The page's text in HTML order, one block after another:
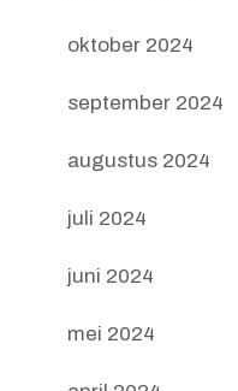
oktober 2024
september 2024
augustus 2024
juli 2024
juni 2024
mei 2024